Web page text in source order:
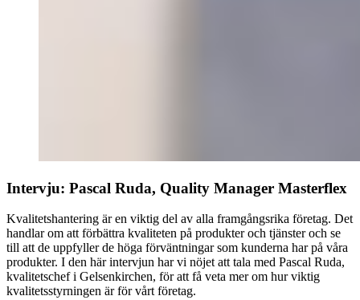
Intervju: Pascal Ruda, Quality Manager Masterflex
Kvalitetshantering är en viktig del av alla framgångsrika företag. Det
handlar om att förbättra kvaliteten på produkter och tjänster och se
till att de uppfyller de höga förväntningar som kunderna har på våra
produkter. I den här intervjun har vi nöjet att tala med Pascal Ruda,
kvalitetschef i Gelsenkirchen, för att få veta mer om hur viktig
kvalitetsstyrningen är för vårt företag.